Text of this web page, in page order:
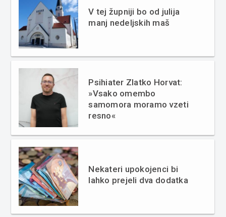
V tej župniji bo od julija
manj nedeljskih maš
Psihiater Zlatko Horvat:
»Vsako omembo
samomora moramo vzeti
resno«
Nekateri upokojenci bi
lahko prejeli dva dodatka